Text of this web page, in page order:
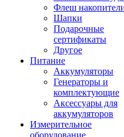
Флеш
Шапки
Подарочные
сертификаты
Другое
Питание
Аккумуляторы
Генераторы и
комплектующие
Аксессуары для
аккумуляторов
Измерительное
оборудование